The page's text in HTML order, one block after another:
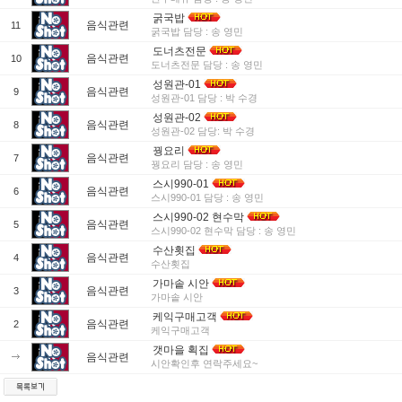
11 음식관련
굵국밥
굵국밥 담당 : 송 영민
10 음식관련
도너츠전문
도너츠전문 담당 : 송 영민
9 음식관련
성원관-01
성원관-01 담당 : 박 수경
8 음식관련
성원관-02
성원관-02 담당: 박 수경
7 음식관련
꿩요리
꿩요리 담당 : 송 영민
6 음식관련
스시990-01
스시990-01 담당 : 송 영민
5 음식관련
스시990-02 현수막
스시990-02 현수막 담당 : 송 영민
4 음식관련
수산횟집
수산횟집
3 음식관련
가마솥 시안
가마솥 시안
2 음식관련
케익구매고객
케익구매고객
음식관련
갯마을 획집
시안확인후 연락주세요~